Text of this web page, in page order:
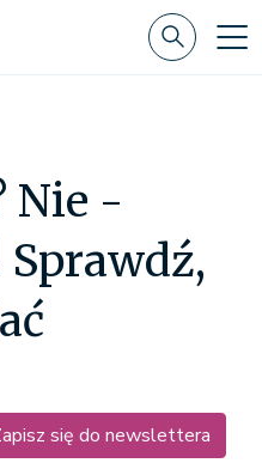
Nie -
się do newslettera